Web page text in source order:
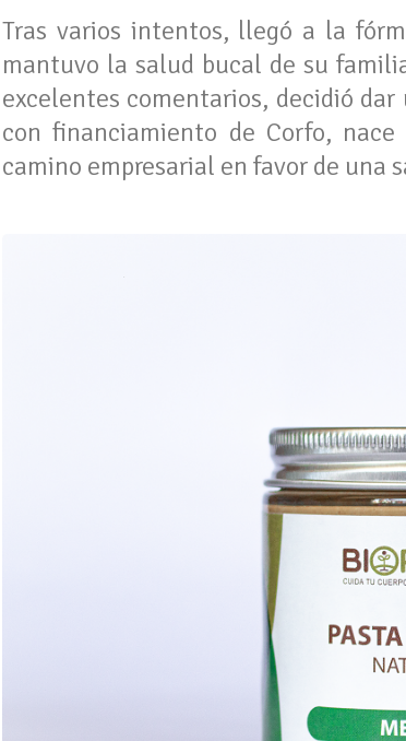
Tras varios intentos, llegó a la
mantuvo la salud bucal de su
excelentes comentarios, decidió
con financiamiento de Corfo,
camino empresarial en favor de una